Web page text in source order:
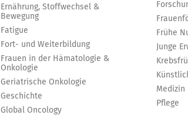
Ernährung, Stoffwechsel &
Bewegung
Fatigue
Fort- und Weiterbildung
Frauen in der Hämatologie &
Onkologie
Geriatrische Onkologie
Geschichte
Global Oncology
Frühe
Junge
Medizin
Pflege